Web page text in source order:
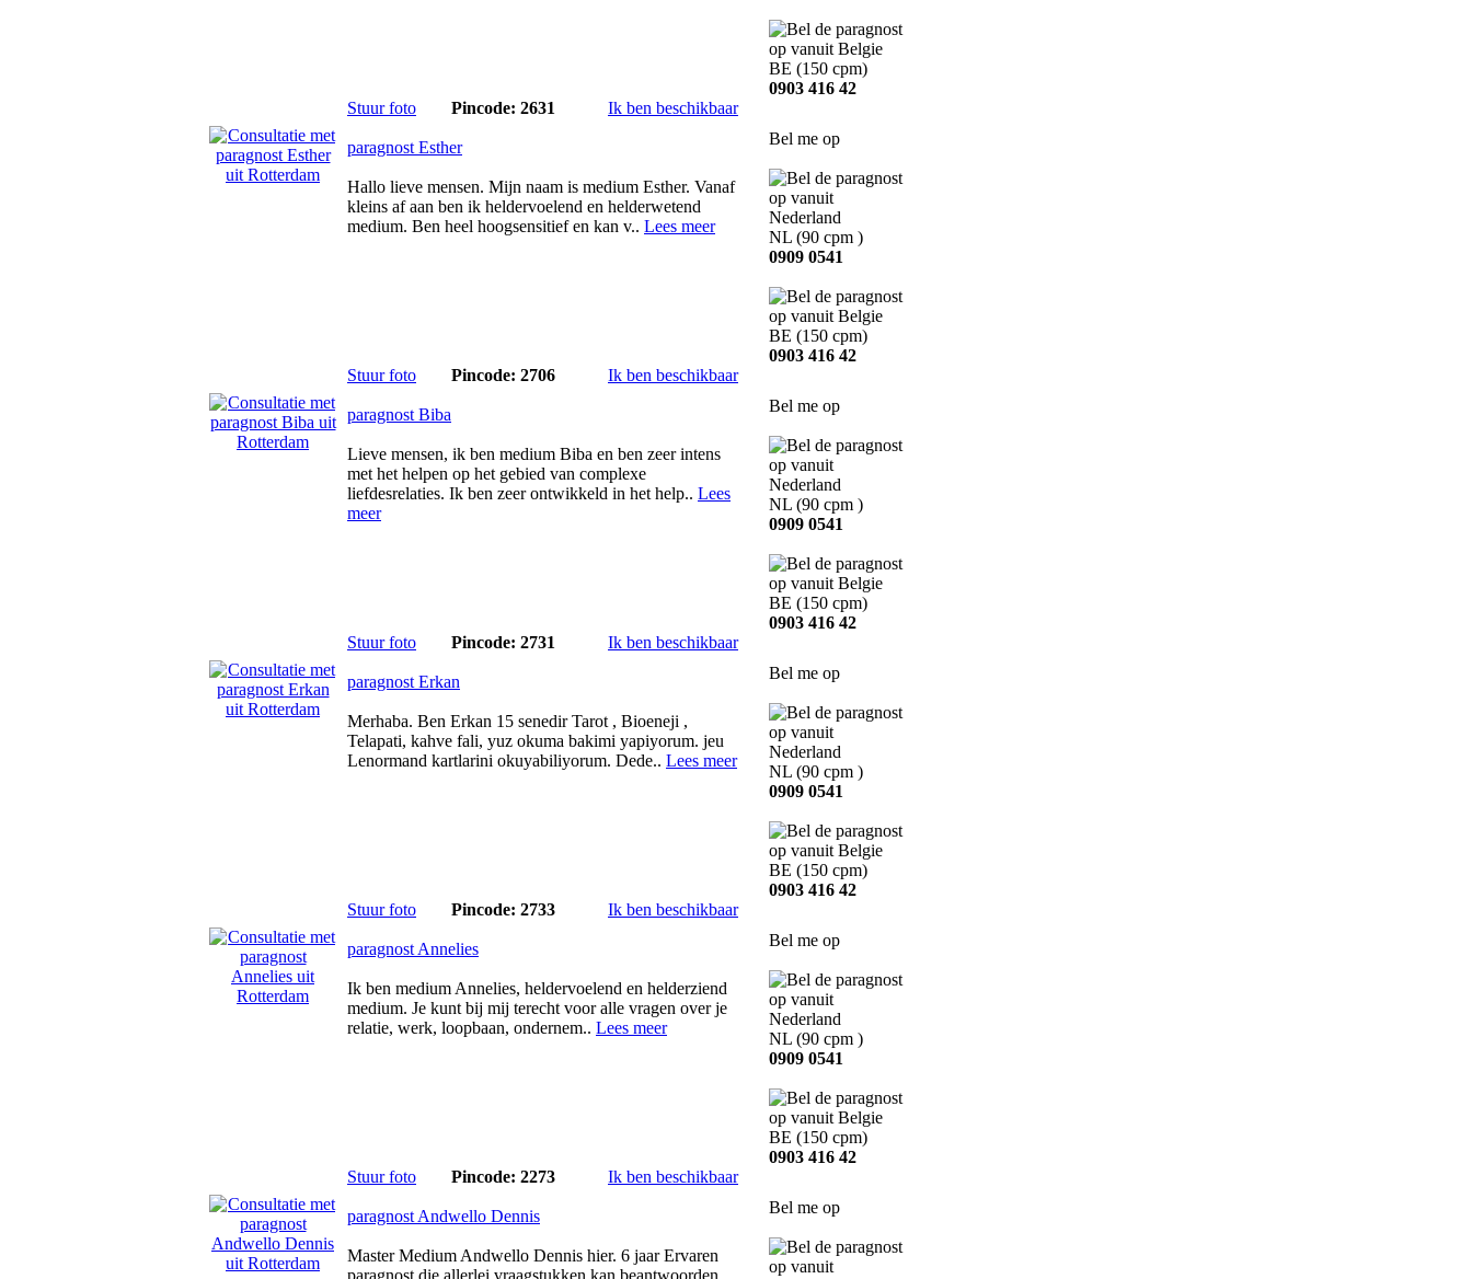
BE (150 cpm)
0903 416 42
Stuur foto
Pincode: 2631 Ik ben beschikbaar
paragnost Esther
Hallo lieve mensen. Mijn naam is medium Esther. Vanaf
kleins af aan ben ik heldervoelend en helderwetend
medium. Ben heel hoogsensitief en kan v.. Lees meer
Bel me op
NL (90 cpm )
0909 0541
BE (150 cpm)
0903 416 42
Stuur foto
Pincode: 2706 Ik ben beschikbaar
paragnost Biba
Lieve mensen, ik ben medium Biba en ben zeer intens
met het helpen op het gebied van complexe
liefdesrelaties. Ik ben zeer ontwikkeld in het help.. Lees
meer
Bel me op
NL (90 cpm )
0909 0541
BE (150 cpm)
0903 416 42
Stuur foto
Pincode: 2731 Ik ben beschikbaar
paragnost Erkan
Merhaba. Ben Erkan 15 senedir Tarot , Bioeneji ,
Telapati, kahve fali, yuz okuma bakimi yapiyorum. jeu
Lenormand kartlarini okuyabiliyorum. Dede.. Lees meer
Bel me op
NL (90 cpm )
0909 0541
BE (150 cpm)
0903 416 42
Stuur foto
Pincode: 2733 Ik ben beschikbaar
paragnost Annelies
Ik ben medium Annelies, heldervoelend en helderziend
medium. Je kunt bij mij terecht voor alle vragen over je
relatie, werk, loopbaan, ondernem.. Lees meer
Bel me op
NL (90 cpm )
0909 0541
BE (150 cpm)
0903 416 42
Stuur foto
Pincode: 2273 Ik ben beschikbaar
paragnost Andwello Dennis
Master Medium Andwello Dennis hier. 6 jaar Ervaren
paragnost die allerlei vraagstukken kan beantwoorden
Bel me op